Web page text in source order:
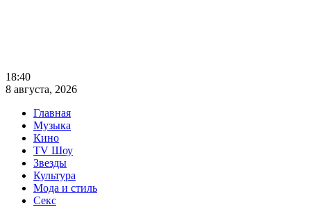
18:40
8 августа, 2026
Главная
Музыка
Кино
TV Шоу
Звезды
Культура
Мода и стиль
Секс